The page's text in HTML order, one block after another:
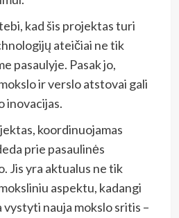
kad šis projektas turi
ateičiai ne tik
pasaulyje. Pasak jo,
ir verslo atstovai gali
inovacijas.
koordinuojamas
prie pasaulinės
Jis yra aktualus ne tik
aspektu, kadangi
nauja mokslo sritis –